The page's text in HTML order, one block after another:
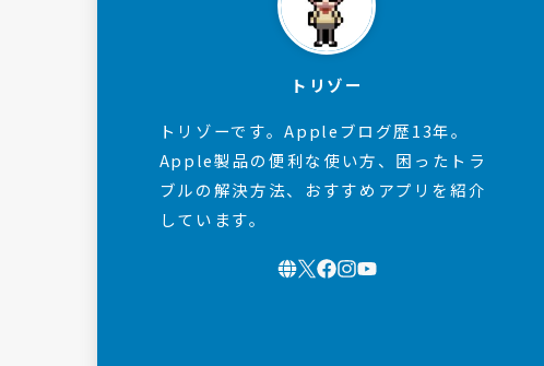
トリゾー
トリゾーです。Appleブログ歴13年。
Apple製品の便利な使い方、困ったトラ
ブルの解決方法、おすすめアプリを紹介
しています。